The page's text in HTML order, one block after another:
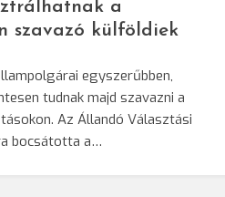
a
szavazó külföldiek
egyszerűbben,
tudnak majd szavazni a
Az Állandó Választási
bocsátotta a…